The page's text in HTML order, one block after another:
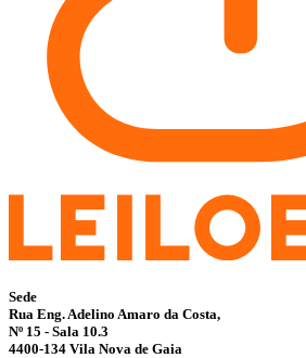
Sede
Rua Eng. Adelino Amaro da Costa,
Nº 15 - Sala 10.3
4400-134 Vila Nova de Gaia